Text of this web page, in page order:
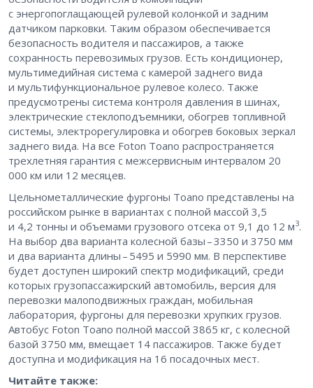
с энергопоглащающей рулевой колонкой и задним
датчиком парковки. Таким образом обеспечивается
безопасность водителя и пассажиров, а также
сохранность перевозимых грузов. Есть кондиционер,
мультимедийная система с камерой заднего вида
и мультифункциональное рулевое колесо. Также
предусмотрены система контроля давления в шинах,
электрические стеклоподъемники, обогрев топливной
системы, электрорегулировка и обогрев боковых зеркал
заднего вида. На все Foton Toano распространяется
трехлетняя гарантия с межсервисным интервалом 20
000 км или 12 месяцев.
Цельнометаллические фургоны Toano представлены на
российском рынке в вариантах с полной массой 3,5
и 4,2 тонны и объемами грузового отсека от 9,1 до 12 м3.
На выбор два варианта колесной базы – ​3350 и 3750 мм
и два варианта длины – ​5495 и 5990 мм. В перспективе
будет доступен широкий спектр модификаций, среди
которых грузопассажирский автомобиль, версия для
перевозки малоподвижных граждан, мобильная
лаборатория, фургоны для перевозки хрупких грузов.
Автобус Foton Toano полной массой 3865 кг, с колесной
базой 3750 мм, вмещает 14 пассажиров. Также будет
доступна и модификация на 16 посадочных мест.
Читайте также: